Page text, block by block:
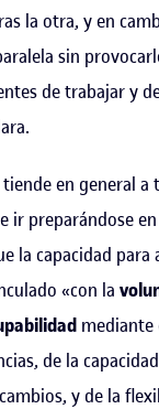
la otra, y en
sin
de trabajar y
tiende en general
ir preparándose
la capacidad
«con la
mediante
de la
y de la